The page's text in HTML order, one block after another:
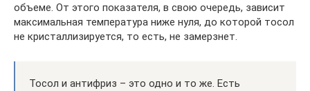
объеме. От этого показателя, в свою очередь, зависит
максимальная температура ниже нуля, до которой тосол
не кристаллизируется, то есть, не замерзнет.
Тосол и антифриз – это одно и то же. Есть